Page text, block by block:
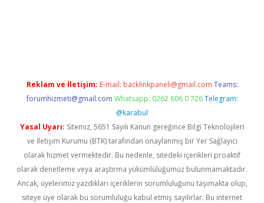
Reklam ve İletişim: E-mail: backlinkpaneli@gmail.com Teams:
forumhizmeti@gmail.com Whatsapp: 0262 606 0 726 Telegram:
@karabul
Yasal Uyarı: Sitemiz, 5651 Sayılı Kanun gereğince Bilgi Teknolojileri
ve İletişim Kurumu (BTK) tarafından onaylanmış bir Yer Sağlayıcı
olarak hizmet vermektedir. Bu nedenle, sitedeki içerikleri proaktif
olarak denetleme veya araştırma yükümlülüğümüz bulunmamaktadır.
Ancak, üyelerimiz yazdıkları içeriklerin sorumluluğunu taşımakta olup,
siteye üye olarak bu sorumluluğu kabul etmiş sayılırlar. Bu internet